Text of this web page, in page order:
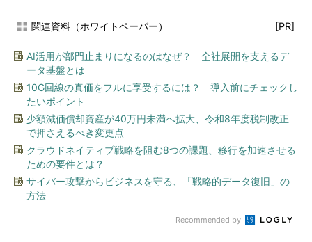
関連資料（ホワイトペーパー） [PR]
AI活用が部門止まりになるのはなぜ？ 全社展開を支えるデ
ータ基盤とは
10G回線の真価をフルに享受するには？ 導入前にチェックし
たいポイント
少額減価償却資産が40万円未満へ拡大、令和8年度税制改正
で押さえるべき変更点
クラウドネイティブ戦略を阻む8つの課題、移行を加速させる
ための要件とは？
サイバー攻撃からビジネスを守る、「戦略的データ復旧」の
方法
Recommended by